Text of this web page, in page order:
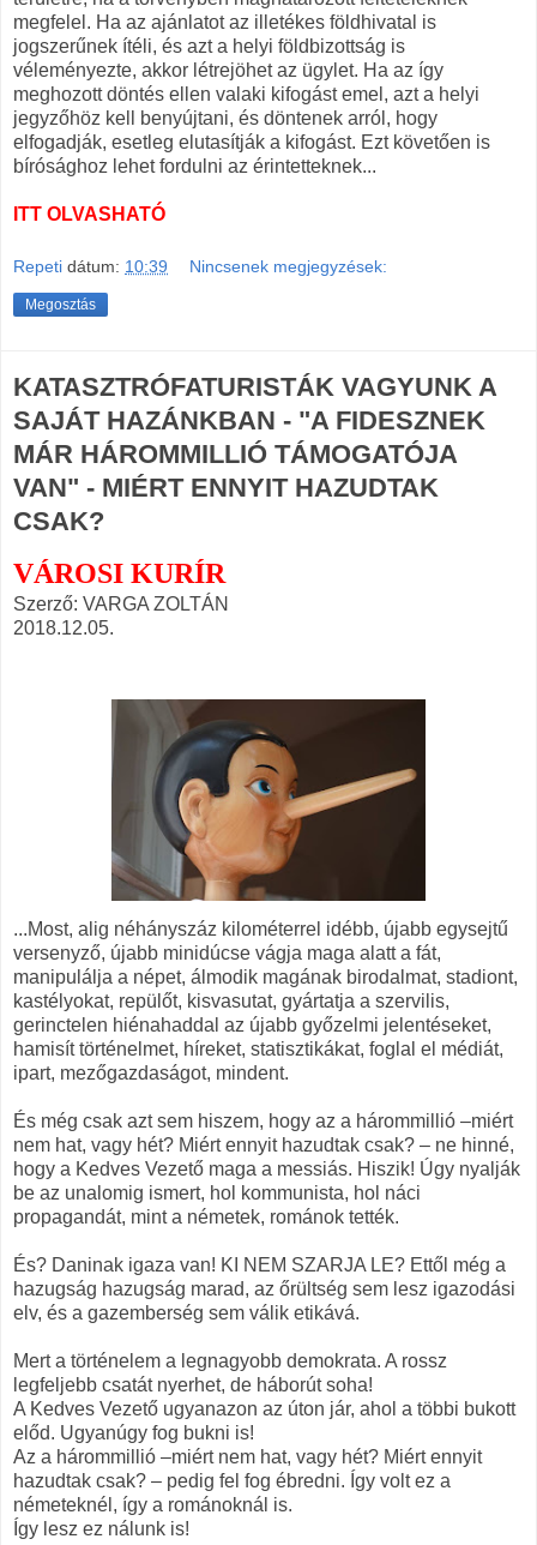
megfelel. Ha az ajánlatot az illetékes földhivatal is
jogszerűnek ítéli, és azt a helyi földbizottság is
véleményezte, akkor létrejöhet az ügylet. Ha az így
meghozott döntés ellen valaki kifogást emel, azt a helyi
jegyzőhöz kell benyújtani, és döntenek arról, hogy
elfogadják, esetleg elutasítják a kifogást. Ezt követően is
bírósághoz lehet fordulni az érintetteknek...
ITT OLVASHATÓ
Repeti dátum: 10:39 Nincsenek megjegyzések:
Megosztás
KATASZTRÓFATURISTÁK VAGYUNK A
SAJÁT HAZÁNKBAN - "A FIDESZNEK
MÁR HÁROMMILLIÓ TÁMOGATÓJA
VAN" - MIÉRT ENNYIT HAZUDTAK
CSAK?
VÁROSI KURÍR
Szerző: VARGA ZOLTÁN
2018.12.05.
...Most, alig néhányszáz kilométerrel idébb, újabb egysejtű
versenyző, újabb minidúcse vágja maga alatt a fát,
manipulálja a népet, álmodik magának birodalmat, stadiont,
kastélyokat, repülőt, kisvasutat, gyártatja a szervilis,
gerinctelen hiénahaddal az újabb győzelmi jelentéseket,
hamisít történelmet, híreket, statisztikákat, foglal el médiát,
ipart, mezőgazdaságot, mindent.
És még csak azt sem hiszem, hogy az a hárommillió –miért
nem hat, vagy hét? Miért ennyit hazudtak csak? – ne hinné,
hogy a Kedves Vezető maga a messiás. Hiszik! Úgy nyalják
be az unalomig ismert, hol kommunista, hol náci
propagandát, mint a németek, románok tették.
És? Daninak igaza van! KI NEM SZARJA LE? Ettől még a
hazugság hazugság marad, az őrültség sem lesz igazodási
elv, és a gazemberség sem válik etikává.
Mert a történelem a legnagyobb demokrata. A rossz
legfeljebb csatát nyerhet, de háborút soha!
A Kedves Vezető ugyanazon az úton jár, ahol a többi bukott
előd. Ugyanúgy fog bukni is!
Az a hárommillió –miért nem hat, vagy hét? Miért ennyit
hazudtak csak? – pedig fel fog ébredni. Így volt ez a
németeknél, így a románoknál is.
Így lesz ez nálunk is!